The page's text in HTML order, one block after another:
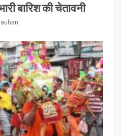
बारिश की चेतावनी